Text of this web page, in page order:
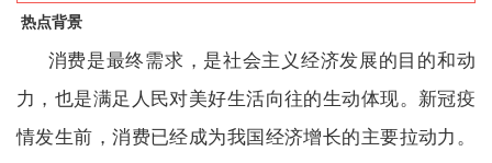
热点背景
消费是最终需求，是社会主义经济发展的目的和动
力，也是满足人民对美好生活向往的生动体现。新冠疫
情发生前，消费已经成为我国经济增长的主要拉动力。
黑龙江